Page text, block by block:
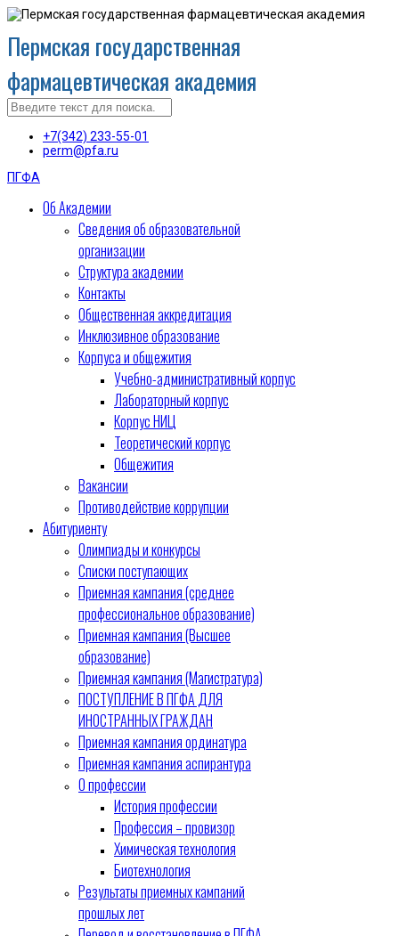
Пермская государственная
фармацевтическая академия
+7(342) 233-55-01
perm@pfa.ru
ПГФА
Об Академии
Сведения об образовательной
организации
Структура академии
Контакты
Общественная аккредитация
Инклюзивное образование
Корпуса и общежития
Учебно-административный корпус
Лабораторный корпус
Корпус НИЦ
Теоретический корпус
Общежития
Вакансии
Противодействие коррупции
Абитуриенту
Олимпиады и конкурсы
Списки поступающих
Приемная кампания (среднее
профессиональное образование)
Приемная кампания (Высшее
образование)
Приемная кампания (Магистратура)
ПОСТУПЛЕНИЕ В ПГФА ДЛЯ
ИНОСТРАННЫХ ГРАЖДАН
Приемная кампания ординатура
Приемная кампания аспирантура
О профессии
История профессии
Профессия – провизор
Химическая технология
Биотехнология
Результаты приемных кампаний
прошлых лет